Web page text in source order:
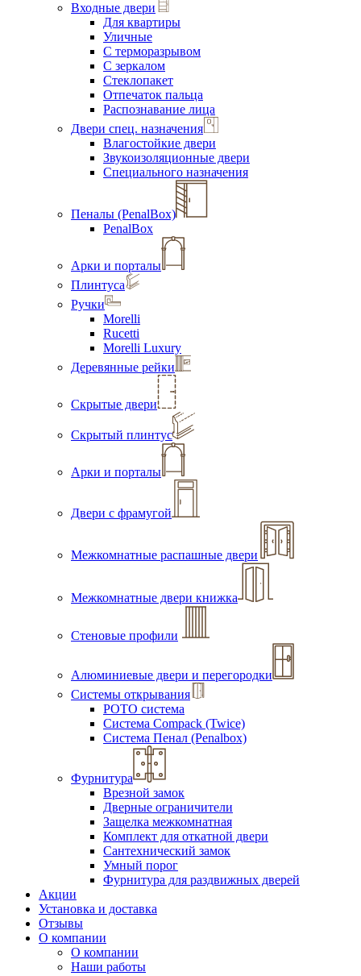
Входные двери
Для квартиры
Уличные
С терморазрывом
С зеркалом
Стеклопакет
Отпечаток пальца
Распознавание лица
Двери спец. назначения
Влагостойкие двери
Звукоизоляционные двери
Специального назначения
Пеналы (PenalBox)
PenalBox
Арки и порталы
Плинтуса
Ручки
Morelli
Rucetti
Morelli Luxury
Деревянные рейки
Скрытые двери
Скрытый плинтус
Арки и порталы
Двери с фрамугой
Межкомнатные распашные двери
Межкомнатные двери книжка
Стеновые профили
Алюминиевые двери и перегородки
Системы открывания
РОТО система
Система Compack (Twice)
Система Пенал (Penalbox)
Фурнитура
Врезной замок
Дверные ограничители
Защелка межкомнатная
Комплект для откатной двери
Сантехнический замок
Умный порог
Фурнитура для раздвижных дверей
Акции
Установка и доставка
Отзывы
О компании
О компании
Наши работы